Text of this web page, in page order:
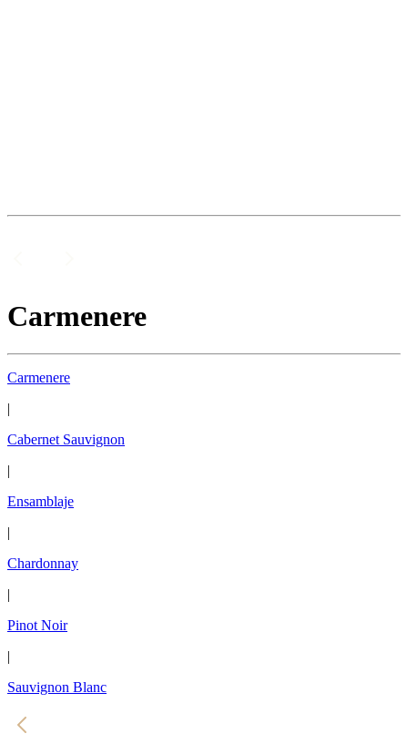
Carmenere
Carmenere
|
Cabernet Sauvignon
|
Ensamblaje
|
Chardonnay
|
Pinot Noir
|
Sauvignon Blanc